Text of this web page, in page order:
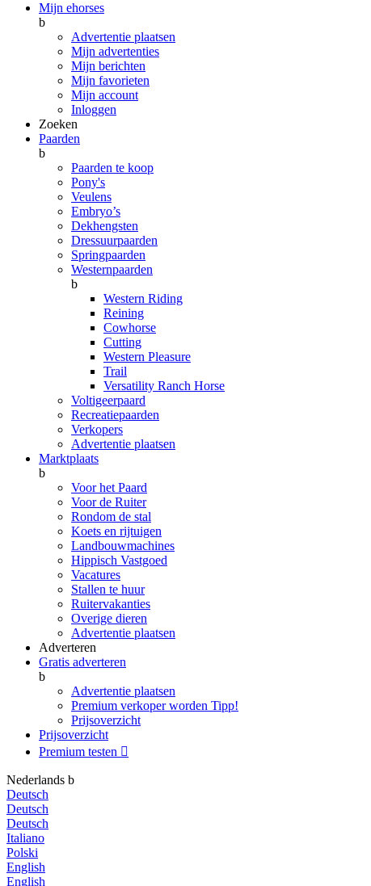
Mijn ehorses
b
Advertentie plaatsen
Mijn advertenties
Mijn berichten
Mijn favorieten
Mijn account
Inloggen
Zoeken
Paarden
b
Paarden te koop
Pony's
Veulens
Embryo’s
Dekhengsten
Dressuurpaarden
Springpaarden
Westernpaarden
b
Western Riding
Reining
Cowhorse
Cutting
Western Pleasure
Trail
Versatility Ranch Horse
Voltigeerpaard
Recreatiepaarden
Verkopers
Advertentie plaatsen
Marktplaats
b
Voor het Paard
Voor de Ruiter
Rondom de stal
Koets en rijtuigen
Landbouwmachines
Hippisch Vastgoed
Vacatures
Stallen te huur
Ruitervakanties
Overige dieren
Advertentie plaatsen
Adverteren
Gratis adverteren
b
Advertentie plaatsen
Premium verkoper worden Tipp!
Prijsoverzicht
Prijsoverzicht
Premium testen 
Nederlands b
Deutsch
Deutsch
Deutsch
Italiano
Polski
English
English